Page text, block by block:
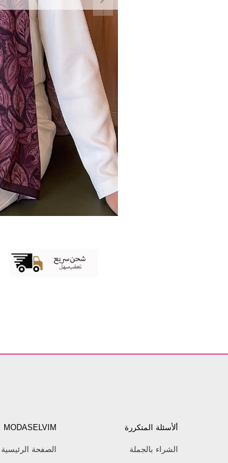
ألأسئلة المتكررة
الشراء بالجملة
MODASELVIM
الصفحة الرئيسية